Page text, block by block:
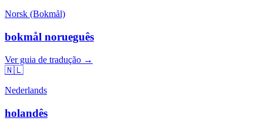
Norsk (Bokmål)
bokmål norueguês
Ver guia de tradução →
🇳🇱
Nederlands
holandês